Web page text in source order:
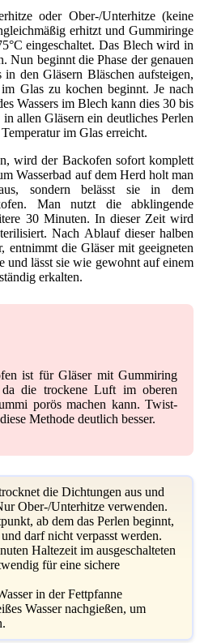
oder Ober-/Unterhitze (keine
erhitzt und Gummiringe
eingeschaltet. Das Blech wird in
Nun beginnt die Phase der genauen
den Gläsern Bläschen aufsteigen,
Glas zu kochen beginnt. Je nach
Wassers im Blech kann dies 30 bis
allen Gläsern ein deutliches Perlen
im Glas erreicht.
wird der Backofen sofort komplett
Wasserbad auf dem Herd holt man
sondern belässt sie in dem
Man nutzt die abklingende
30 Minuten. In dieser Zeit wird
Nach Ablauf dieser halben
entnimmt die Gläser mit geeigneten
und lässt sie wie gewohnt auf einem
erkalten.
ist für Gläser mit Gummiring
die trockene Luft im oberen
porös machen kann. Twist-
Methode deutlich besser.
die Dichtungen aus und
Ober-/Unterhitze verwenden.
ab dem das Perlen beginnt,
darf nicht verpasst werden.
Haltezeit im ausgeschalteten
für eine sichere
in der Fettpfanne
Wasser nachgießen, um